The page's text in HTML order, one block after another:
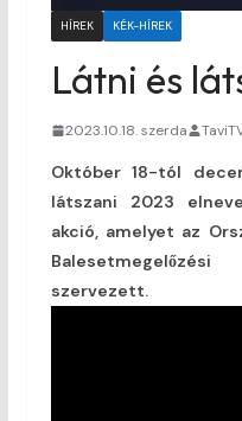
HÍREK KÉK-HÍREK
Látni és
2023.10.18. szerda
Október 18-tól
látszani 2023
akció, amelyet az
szervezett.